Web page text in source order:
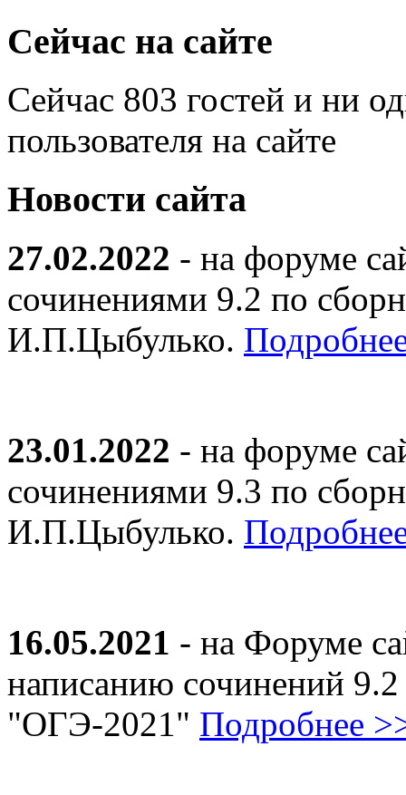
Сейчас на сайте
Сейчас 803 гостей и ни
пользователя на сайте
Новости сайта
27.02.2022 - на форуме
сочинениями 9.2 по
И.П.Цыбулько.
23.01.2022 - на форуме
сочинениями 9.3 по
И.П.Цыбулько.
16.05.2021 - на Форуме
написанию сочинений
"ОГЭ-2021" Подробнее